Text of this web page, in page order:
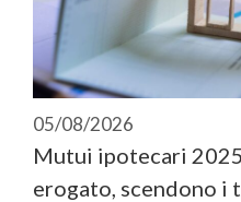
05/08/2026
Mutui ipotecari
erogato, scendono i